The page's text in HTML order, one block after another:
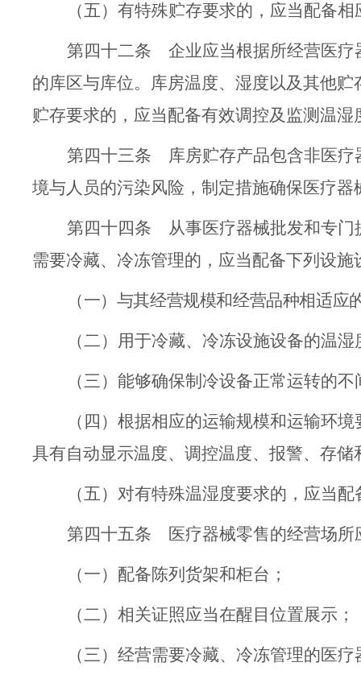
（五）有特殊贮存要求的 ， 应当配备相
第四十二条 企业应当根据所经营医
的库区与库位。库房温度、湿度以及其他
贮存要求的，应当配备有效调控及监测温湿
第四十三条 库房贮存产品包含非医
境与人员的污染风险，制定措施确保医疗器
第四十四条 从事医疗器械批发和专
需要冷藏、冷冻管理的， 应当配备下列 设施
（一） 与其经营规模和经营品种相适应
（二） 用于冷藏、冷冻设施设备的温湿
（三）能够确保制冷设备正常运转的
（四）根据相应的运输规模和运输环
具有自动显示温度、调控温度、报警、存
（五）对有特殊温湿度要求的，应当
第四十五条 医疗器械零售的经营场所
（一）配备陈列货架和柜台；
（二）相关证照应当在醒目位置展示；
（三）经营需要冷藏、冷冻管理的医疗